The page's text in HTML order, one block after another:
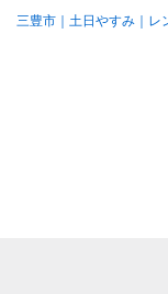
三豊市｜土日やすみ｜レ